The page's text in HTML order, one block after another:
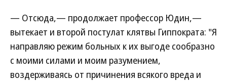
— Отсюда,— продолжает профессор Юдин,—
вытекает и второй постулат клятвы Гиппократа: "Я
направляю режим больных к их выгоде сообразно
с моими силами и моим разумением,
воздерживаясь от причинения всякого вреда и